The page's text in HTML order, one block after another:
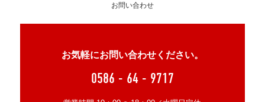
お問い合わせ
お気軽にお問い合わせください。
0586 - 64 - 9717